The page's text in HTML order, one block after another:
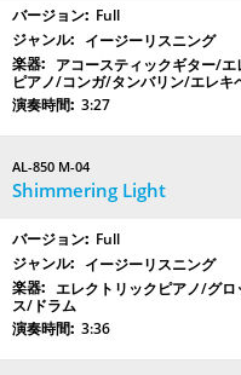
Full
イージーリスニング
アコースティックギター/
ピアノ/コンガ/タンバリン/エレキ
3:27
AL-850 M-04
Shimmering Light
Full
イージーリスニング
エレクトリックピアノ/グ
ス/ドラム
3:36